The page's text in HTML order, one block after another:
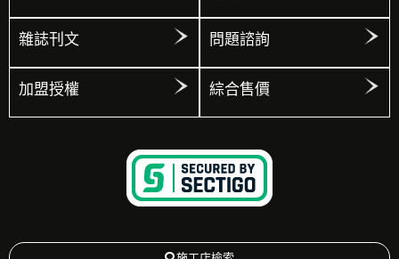
雜誌刊文 問題諮詢
加盟授權 綜合售價